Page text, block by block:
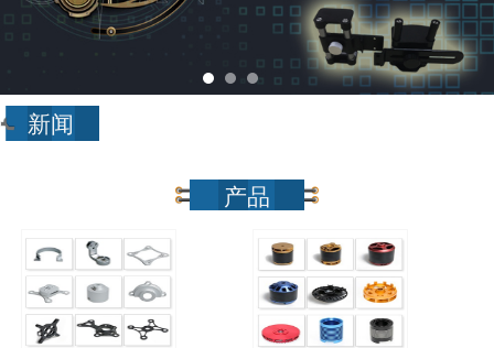
新闻
产品